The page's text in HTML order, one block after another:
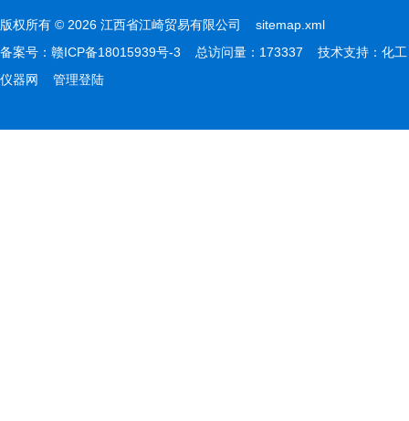
版权所有 © 2026 江西省江崎贸易有限公司 sitemap.xml
备案号： 赣ICP备18015939号-3 总访问量：173337 技术支持： 化工
仪器网
管理登陆